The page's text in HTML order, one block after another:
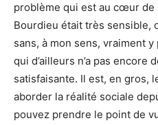
problème qui est au cœur de
Bourdieu était très sensible,
sans, à mon sens, vraiment
qui d’ailleurs n’a pas encore
satisfaisante. Il est, en gros,
aborder la réalité sociale
pouvez prendre le point de